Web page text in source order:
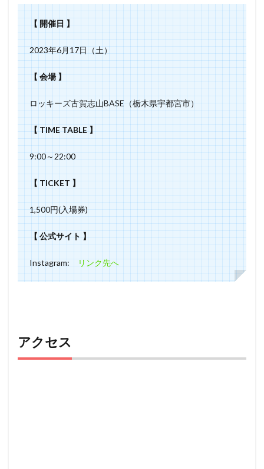
【 開催日 】
2023年6月17日（土）
【 会場 】
ロッキーズ古賀志山BASE（栃木県宇都宮市）
【 TIME TABLE 】
9:00～22:00
【 TICKET 】
1,500円(入場券)
【 公式サイト 】
Instagram:リンク先へ
アクセス